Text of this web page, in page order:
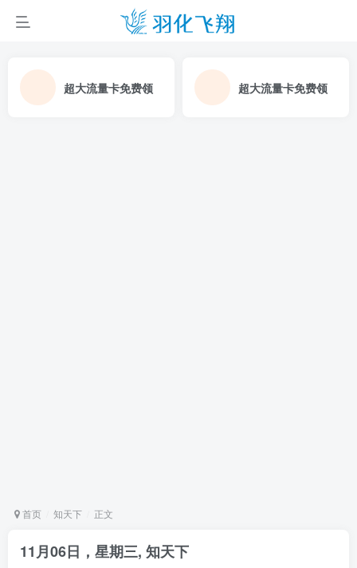
超大流量卡免费领 超大流量卡免费领
首页 知天下 正文
11月06日，星期三, 知天下